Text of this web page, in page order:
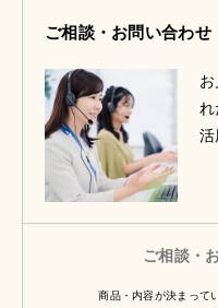
ご相談・お問い合わせ
れ
活
ご相談・
商品・内容が決まって